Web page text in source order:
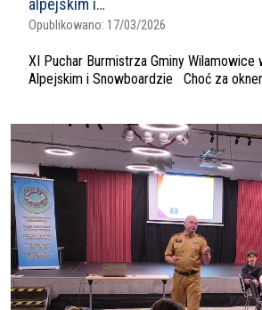
alpejskim i…
Opublikowano: 17/03/2026
XI Puchar Burmistrza Gminy Wilamowice
Alpejskim i Snowboardzie Choć za